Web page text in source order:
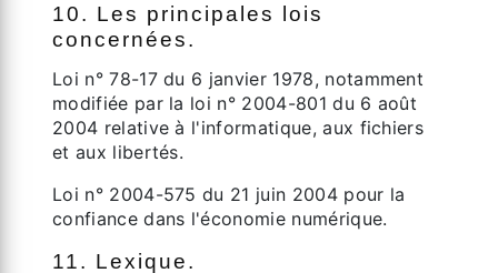
10. Les principales lois
concernées.
Loi n° 78-17 du 6 janvier 1978, notamment
modifiée par la loi n° 2004-801 du 6 août
2004 relative à l'informatique, aux fichiers
et aux libertés.
Loi n° 2004-575 du 21 juin 2004 pour la
confiance dans l'économie numérique.
11. Lexique.